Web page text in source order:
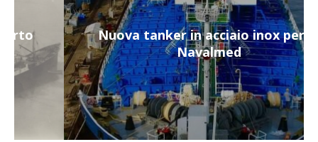
Nuova tanker in acciaio inox per la
Navalmed